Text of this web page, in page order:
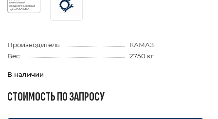
Производитель:
КАМАЗ
Вес:
2750 кг
В наличии
СТОИМОСТЬ ПО ЗАПРОСУ